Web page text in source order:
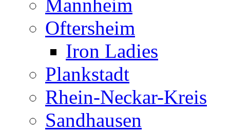
Mannheim
Oftersheim
Iron Ladies
Plankstadt
Rhein-Neckar-Kreis
Sandhausen